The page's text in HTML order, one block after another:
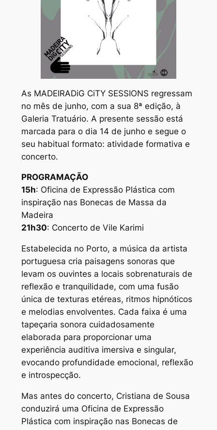
As MADEIRADiG CiTY SESSIONS regressam
no mês de junho, com a sua 8ª edição, à
Galeria Tratuário. A presente sessão está
marcada para o dia 14 de junho e segue o
seu habitual formato: atividade formativa e
concerto.
PROGRAMAÇÃO
15h: Oficina de Expressão Plástica com
inspiração nas Bonecas de Massa da
Madeira
21h30: Concerto de Vile Karimi
Estabelecida no Porto, a música da artista
portuguesa cria paisagens sonoras que
levam os ouvintes a locais sobrenaturais de
reflexão e tranquilidade, com uma fusão
única de texturas etéreas, ritmos hipnóticos
e melodias envolventes. Cada faixa é uma
tapeçaria sonora cuidadosamente
elaborada para proporcionar uma
experiência auditiva imersiva e singular,
evocando profundidade emocional, reflexão
e introspecção.
Mas antes do concerto, Cristiana de Sousa
conduzirá uma Oficina de Expressão
Plástica com inspiração nas Bonecas de